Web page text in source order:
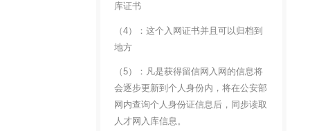
库证书
（4）：这个入网证书并且可以归档到
地方
（5）：凡是获得留信网入网的信息将
会逐步更新到个人身份内，将在公安部
网内查询个人身份证信息后，同步读取
人才网入库信息。